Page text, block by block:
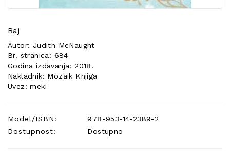
Raj
Autor: Judith McNaught
Br. stranica: 684
Godina izdavanja: 2018.
Nakladnik: Mozaik Knjiga
Uvez: meki
Model/ISBN:
978-953-14-2389-2
Dostupnost:
Dostupno